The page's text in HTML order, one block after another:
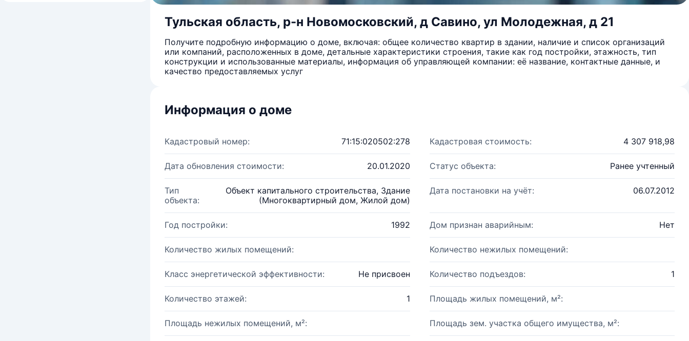
Тульская область, р-н Новомосковский, д Савино, ул Молодежная, д 21
Получите подробную информацию о доме, включая: общее количество квартир в здании, наличие и список организаций
или компаний, расположенных в доме, детальные характеристики строения, такие как год постройки, этажность, тип
конструкции и использованные материалы, информация об управляющей компании: её название, контактные данные, и
качество предоставляемых услуг
Информация о доме
Кадастровый номер: 71:15:020502:278 Кадастровая стоимость: 4 307 918,98
Дата обновления стоимости: 20.01.2020 Статус объекта: Ранее учтенный
Тип
объекта:
Объект капитального строительства, Здание
(Многоквартирный дом, Жилой дом)
Дата постановки на учёт: 06.07.2012
Год постройки: 1992 Дом признан аварийным: Нет
Количество жилых помещений: Количество нежилых помещений:
Класс энергетической эффективности: Не присвоен Количество подъездов: 1
Количество этажей: 1 Площадь жилых помещений, м²:
Площадь нежилых помещений, м²: Площадь зем. участка общего имущества, м²: